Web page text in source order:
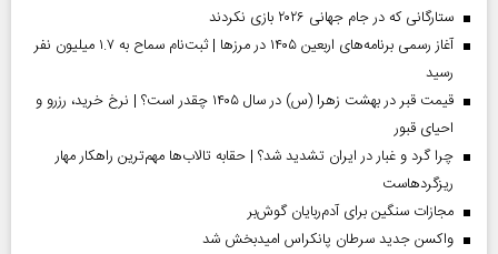
ستارگانی که در جام جهانی ۲۰۲۶ بازی نکردند
آغاز رسمی برنامه‌های اربعین ۱۴۰۵ در مرز‌ها | ثبت‌نام سماح به ۱.۷ میلیون نفر
رسید
قیمت قبر در بهشت زهرا (س) در سال ۱۴۰۵ چقدر است؟ | نرخ خرید، رزرو و
احیای قبور
چرا گرد و غبار در ایران تشدید شد؟ | حقابه تالاب‌ها مهم‌ترین راهکار مهار
ریزگردهاست
مجازات سنگین برای آدم‌ربایان گوش‌بر
واکسن جدید سرطان پانکراس امیدبخش شد